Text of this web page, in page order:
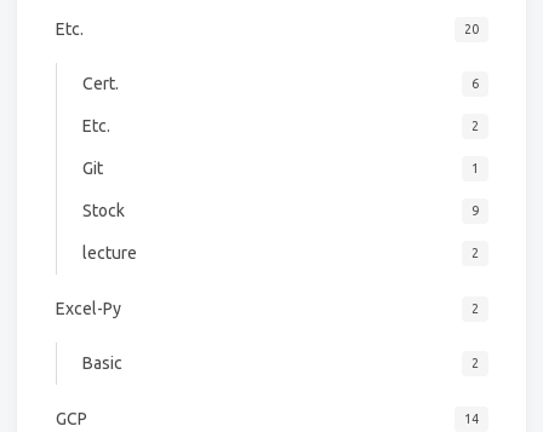
Etc. 20
Cert. 6
Etc. 2
Git 1
Stock 9
lecture 2
Excel-Py 2
Basic 2
GCP 14